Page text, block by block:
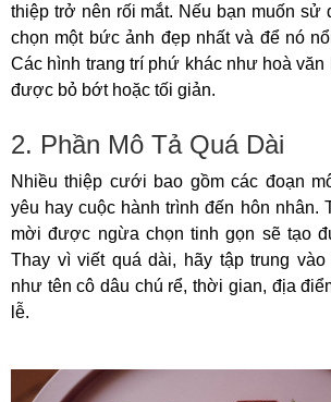
thiệp trở nên rối mắt. Nếu bạn muốn sử
chọn một bức ảnh đẹp nhất và để nó
Các hình trang trí phứ khác như hoà văn
được bỏ bớt hoặc tối giản.
2. Phần Mô Tả Quá Dài
Nhiều thiệp cưới bao gồm các đoạn
yêu hay cuộc hành trình đến hôn nhân.
mời được ngừa chọn tinh gọn sẽ tạo
Thay vì viết quá dài, hãy tập trung
như tên cô dâu chú rể, thời gian, địa
lễ.